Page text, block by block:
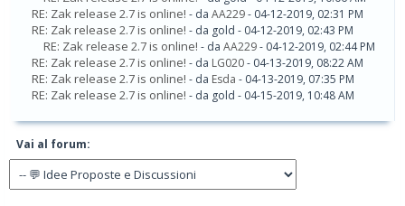
RE: Zak release 2.7 is online! - da AA229- 04-12-2019, 02:31 PM
RE: Zak release 2.7 is online! - da gold - 04-12-2019, 02:43 PM
RE: Zak release 2.7 is online! - da AA229- 04-12-2019, 02:44 PM
RE: Zak release 2.7 is online! - da LG020- 04-13-2019, 08:22 AM
RE: Zak release 2.7 is online! - da Esda - 04-13-2019, 07:35 PM
RE: Zak release 2.7 is online! - da gold - 04-15-2019, 10:48 AM
Vai al forum: